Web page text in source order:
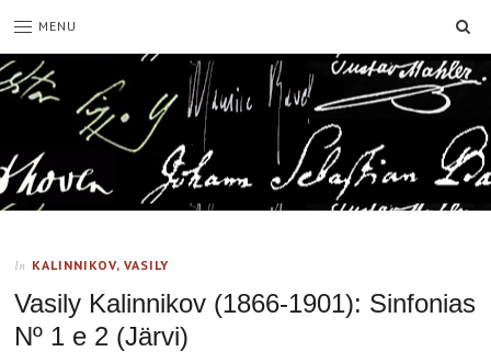
MENU
In KALINNIKOV, VASILY
Vasily Kalinnikov (1866-1901): Sinfonias
Nº 1 e 2 (Järvi)